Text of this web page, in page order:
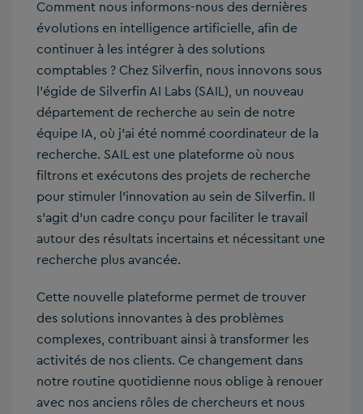
Comment nous informons-nous des dernières
évolutions en intelligence artificielle, afin de
continuer à les intégrer à des solutions
comptables ? Chez Silverfin, nous innovons sous
l’égide de Silverfin AI Labs (SAIL), un nouveau
département de recherche au sein de notre
équipe IA, où j’ai été nommé coordinateur de la
recherche. SAIL est une plateforme où nous
filtrons et exécutons des projets de recherche
pour stimuler l’innovation au sein de Silverfin. Il
s’agit d’un cadre conçu pour faciliter le travail
autour des résultats incertains et nécessitant une
recherche plus avancée.
Cette nouvelle plateforme permet de trouver
des solutions innovantes à des problèmes
complexes, contribuant ainsi à transformer les
activités de nos clients. Ce changement dans
notre routine quotidienne nous oblige à renouer
avec nos anciens rôles de chercheurs et nous